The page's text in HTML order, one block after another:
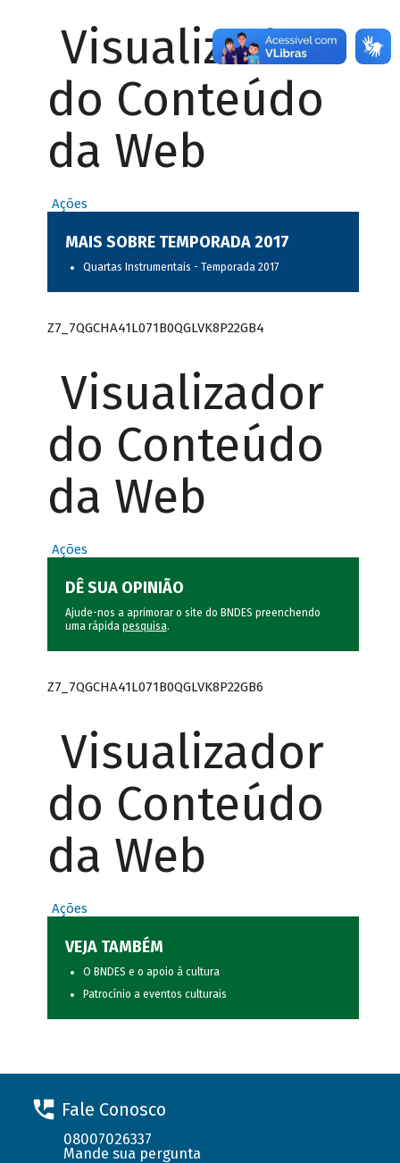
Visualizador
do Conteúdo
da Web
Ações
MAIS SOBRE TEMPORADA 2017
Quartas Instrumentais - Temporada 2017
Z7_7QGCHA41L071B0QGLVK8P22GB4
Visualizador
do Conteúdo
da Web
Ações
DÊ SUA OPINIÃO
Ajude-nos a aprimorar o site do BNDES preenchendo
uma rápida pesquisa.
Z7_7QGCHA41L071B0QGLVK8P22GB6
Visualizador
do Conteúdo
da Web
Ações
VEJA TAMBÉM
O BNDES e o apoio à cultura
Patrocínio a eventos culturais
Fale Conosco
08007026337
Mande sua pergunta